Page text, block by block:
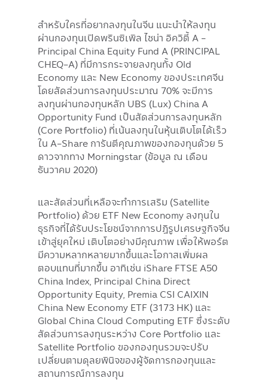
สำหรับใครที่อยากลงทุนในจีน แนะนำให้ลงทุน
ผ่านกองทุนเปิดพรินซิเพิล ไชน่า อิควิตี้ A -
Principal China Equity Fund A (PRINCIPAL
CHEQ-A) ที่มีการกระจายลงทุนทั้ง Old
Economy และ New Economy ของประเทศจีน
โดยสัดส่วนการลงทุนประมาณ 70% จะมีการ
ลงทุนผ่านกองทุนหลัก UBS (Lux) China A
Opportunity Fund เป็นสัดส่วนการลงทุนหลัก
(Core Portfolio) ที่เน้นลงทุนในหุ้นเติบโตได้เร็ว
ใน A-Share การันตีคุณภาพของกองทุนด้วย 5
ดาวจากทาง Morningstar (ข้อมูล ณ เดือน
ธันวาคม 2020)
และสัดส่วนที่เหลือจะทำการเสริม (Satellite
Portfolio) ด้วย ETF New Economy ลงทุนใน
ธุรกิจที่ได้รับประโยชน์จากการปฏิรูปเศรษฐกิจจีน
เข้าสู่ยุคใหม่ เติบโตอย่างมีคุณภาพ เพื่อให้พอร์ต
มีความหลากหลายมากขึ้นและโอกาสเพิ่มผล
ตอบแทนที่มากขึ้น อาทิเช่น iShare FTSE A50
China Index, Principal China Direct
Opportunity Equity, Premia CSI CAIXIN
China New Economy ETF (3173 HK) และ
Global China Cloud Computing ETF ซึ่งระดับ
สัดส่วนการลงทุนระหว่าง Core Portfolio และ
Satellite Portfolio ของกองทุนรวมจะปรับ
เปลี่ยนตามดุลยพินิจของผู้จัดการกองทุนและ
สถานการณ์การลงทุน